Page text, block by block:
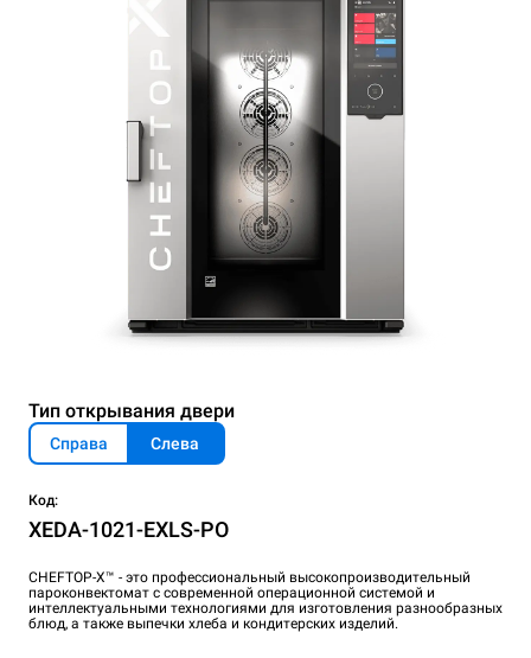
Тип открывания двери
Справа Слева
Код:
XEDA-1021-EXLS-PO
CHEFTOP-X™ - это профессиональный высокопроизводительный
пароконвектомат с современной операционной системой и
интеллектуальными технологиями для изготовления разнообразных
блюд, а также выпечки хлеба и кондитерских изделий.